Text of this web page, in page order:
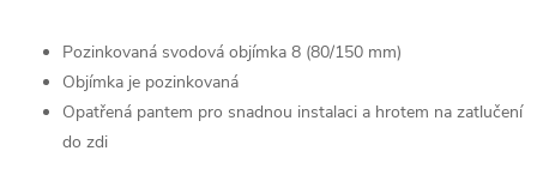
Pozinkovaná svodová objímka 8 (80/150 mm)
Objímka je pozinkovaná
Opatřená pantem pro snadnou instalaci a hrotem na zatlučení
do zdi